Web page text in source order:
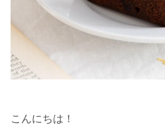
こんにちは！